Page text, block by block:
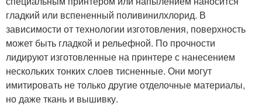
гладкий или вспененный поливинилхлорид. В
зависимости от технологии изготовления, поверхность
может быть гладкой и рельефной. По прочности
лидируют изготовленные на принтере с нанесением
нескольких тонких слоев тисненные. Они могут
имитировать не только другие отделочные материалы,
но даже ткань и вышивку.